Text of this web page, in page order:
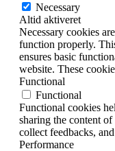
Necessary
Altid aktiveret
Necessary cookies
function properly.
ensures basic
website. These
Functional
Functional
Functional cookies
sharing the content
collect feedbacks,
Performance